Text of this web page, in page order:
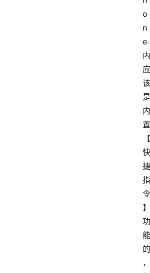
o
n
e
内
应
该
是
内
置
【
快
捷
指
令
】
功
能
的
，